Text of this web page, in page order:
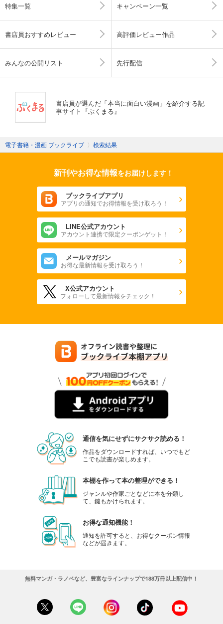
特集一覧 キャンペーン一覧
書店員おすすめレビュー 高評価レビュー作品
みんなの公開リスト 先行配信
書店員が選んだ「本当に面白い漫画」を紹介する記
事サイト『ぶくまる』
電子書籍・漫画 ブックライブ 〉 検索結果
新刊やお得な情報をお届けします！
ブックライブアプリ
アプリの通知でお得情報を受け取ろう！
LINE公式アカウント
アカウント連携で限定クーポンゲット！
メールマガジン
お得な最新情報を受け取ろう！
X公式アカウント
フォローして最新情報をチェック！
通信を気にせずにサクサク読める！
作品をダウンロードすれば、いつでもど
こでも読書が楽しめます。
本棚を作って本の整理ができる！
ジャンルや作家ごとなどに本を分類し
て、鍵もかけられます。
お得な通知機能！
通知を許可すると、お得なクーポン情報
などが届きます。
無料マンガ・ラノベなど、豊富なラインナップで188万冊以上配信中！